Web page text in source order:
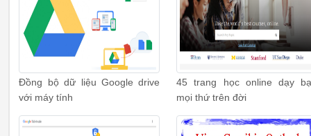
Đồng bộ dữ liệu Google drive
với máy tính
45 trang học online dạy
mọi thứ trên đời